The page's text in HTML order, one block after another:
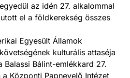
az idén 27. alkalommal
el a földkerekség összes
Egyesült Államok
kulturális attaséja
Bálint-emlékkard 27.
Központi Papnevelő Intézet